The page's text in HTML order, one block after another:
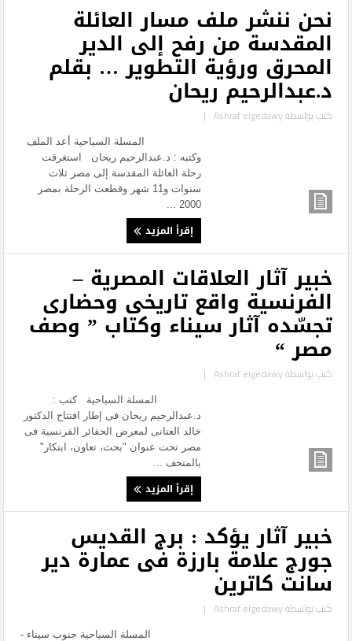
نحن ننشر ملف مسار العائلة
المقدسة من رفح إلى الدير
المحرق ورؤية التطوير … بقلم
د.عبدالرحيم ريحان
كتب بواسطةAshraf elgedawy
|
المسلة السياحية أعد الملف
وكتبه : د.عبدالرحيم ريحان استغرقت
رحلة العائلة المقدسة إلى مصر ثلاث
سنوات و11 شهر وقطعت الرحلة بمصر
2000 ...
إقرأ المزيد
خبير آثار العلاقات المصرية –
الفرنسية واقع تاريخى وحضارى
تجسّده آثار سيناء وكتاب ” وصف
مصر “
كتب بواسطةAshraf elgedawy
|
المسلة السياحية كتب :
د.عبدالرحيم ريحان فى إطار افتتاح الدكتور
خالد العنانى لمعرض الحفائر الفرنسية فى
مصر تحت عنوان "بحث، تعاون، ابتكار"
بالمتحف ...
إقرأ المزيد
خبير آثار يؤكد : برج القديس
جورج علامة بارزة فى عمارة دير
سانت كاترين
كتب بواسطةAshraf elgedawy
|
المسلة السياحية جنوب سيناء -